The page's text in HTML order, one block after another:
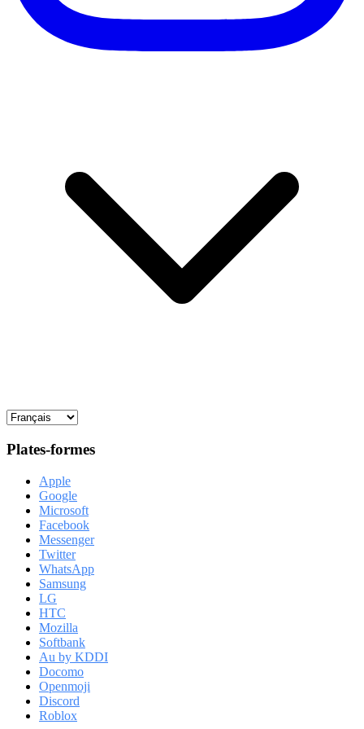
Plates-formes
Apple
Google
Microsoft
Facebook
Messenger
Twitter
WhatsApp
Samsung
LG
HTC
Mozilla
Softbank
Au by KDDI
Docomo
Openmoji
Discord
Roblox